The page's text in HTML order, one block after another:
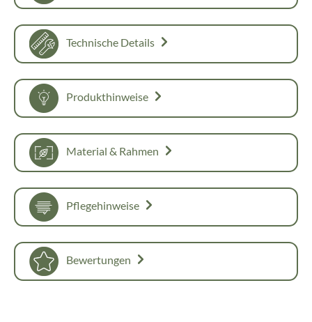
Technische Details
Produkthinweise
Material & Rahmen
Pflegehinweise
Bewertungen